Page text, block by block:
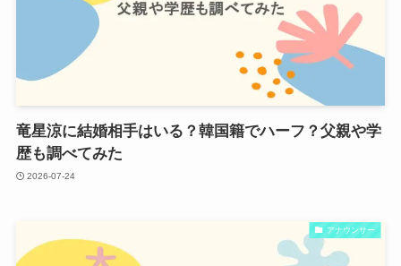
竜星涼に結婚相手はいる？韓国籍でハーフ？父親や学
歴も調べてみた
2026-07-24
アナウンサー